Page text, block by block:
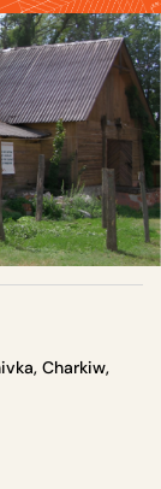
Charkiw,